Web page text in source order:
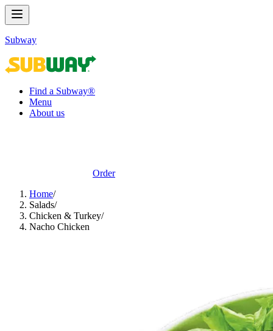
Subway
Find a Subway®
Menu
About us
Order
Home/
Salads​​​​‌ ‍ ​‍​‍‌‍ ‌ ​‍‌‍‍‌‌‍‌ ‌‍‍‌‌‍ ‍​‍​‍​ ‍‍​‍​‍‌ ​ ‌‍​‌‌‍ ‍‌‍‍‌‌ ‌​‌ ‍‌​‍ ‍‌‍‍‌‌‍ ​‍​‍​‍ ​​‍​‍‌‍‍​‌ ​‍‌‍‌‌‌‍‌‍​‍​‍​ ‍‍​‍​‍‌‍‍​‌ ‌​‌ ‌​‌ ​​‌ ​ ​ ‍‍​‍ ​‍ ‌‍ ‍‌‍ ‌ ​‍‌‍‌​‌‍‍‌‌‍​ ​‍ ‌‌‍​‍‌‍‍‌‌ ‌​‌‍‌‌‌ ​ ​‍ ‌‌‍‌ ‌ ​‍‌‍ ‌ ‌‌‌ ​​​‍ ‌‌ ​ ‌ ‌​‌ ‌‌‌‍‌​‌‍‍‌‌‍ ​‍ ‍‌ ‌‍‌‍‌‌‌ ​‍‌‍​ ‌‍‌‌‌‍ ​​‍ ‍‌‍​‌‌ ​​‌ ​​​‍ ‌‍‍‌‌‍ ‍‌ ‌​‌‍‌‌‌‍ ‍‌ ‌​​‍ ‌‍‌‌‌‍‌​‌‍‍‌‌ ‌​​‍ ‌‍ ‌‌‍ ‌‍‌​‌‍‌‌​ ‌‌ ​​‌ ​‍‌‍‌‌‌ ​ ‌‍‌‌‌‍ ‍‌ ‌​‌‍​‌‌ ‌​‌‍‍‌‌‍ ‌‍ ‍​ ‍ ‌‍‍‌‌‍‌​​ ‌​ ‍‌​ ‍​‌‍​‌​ ‍‌​ ​‍​ ‌ ​ ‌​​ ‍‌​‍ ‌​ ‌ ​ ‍‌​ ​ ​ ‍‌​‍ ‌​ ‌​​ ​​​ ​ ​ ‍‌​‍ ‌‌‍​‌‌‍‌‍​ ‍​‌‍‌​​‍ ‌‌‍​‍‌‍‌‌​ ​ ​ ‌‍​ ‌ ​ ‌ ‌‍​ ‌‍‌‌​ ‌​​ ‌‌‌‍‌‍‌‍​‍​ ‍ ‌ ‌​‌ ‍‌‌ ​​‌‍‌‌​ ‌‌‍​ ‌‍​‌‌ ‌​‌‍‌‌‌‍‌ ‌‍ ‌ ​‍‌ ‍‌​ ‍ ‌ ​​‌‍​‌‌ ‌​‌‍‍​​ ‌‌‍ ‍‌‍​‌‌‍ ‌‌‍‌‌​‍‌‌​ ‌‌‌​​‍‌‌ ‌‍‍ ‌‍‌‌‌ ‍‌​‍‌‌​ ​ ‌​‌​​‍‌‌​ ​ ‌​‌​​‍‌‌​ ​‍​ ​‍‌‍‌‌‌‍ ‍​‍‌‌​ ​‍​ ​‍​‍‌‌​ ‌‌‌​‌​​‍ ‍‌ ‌‍‌‍​‌‌‍ ​‌ ‌‌‌‍‌‌​ ‌‍​‍‌‍​‌‌ ​ ‌‍‌‌‌‌‌‌‌ ​‍‌‍ ​​ ‌‌‍‍​‌ ‌​‌ ‌​‌ ​​‌ ​ ​‍‌‌​ ​ ‌​​‌​‍‌‌​ ​‍‌​‌‍​‍‌‌​ ​‍‌​‌‍‌‍ ‍‌‍ ‌ ​‍‌‍‌​‌‍‍‌‌‍​ ​‍ ‌‌‍​‍‌‍‍‌‌ ‌​‌‍‌‌‌ ​ ​‍ ‌‌‍‌ ‌ ​‍‌‍ ‌ ‌‌‌ ​​​‍ ‌‌ ​ ‌ ‌​‌ ‌‌‌‍‌​‌‍‍‌‌‍ ​‍ ‍‌ ‌‍‌‍‌‌‌ ​‍‌‍​ ‌‍‌‌‌‍ ​​‍ ‍‌‍​‌‌ ​​‌ ​​​‍‌‍‌‍‍‌‌‍‌​​ ‌​ ‍‌​ ‍​‌‍​‌​ ‍‌​ ​‍​ ‌ ​ ‌​​ ‍‌​‍ ‌​ ‌ ​ ‍‌​ ​ ​ ‍‌​‍ ‌​ ‌​​ ​​​ ​ ​ ‍‌​‍ ‌‌‍​‌‌‍‌‍​ ‍​‌‍‌​​‍ ‌‌‍​‍‌‍‌‌​ ​ ​ ‌‍​ ‌ ​ ‌ ‌‍​ ‌‍‌‌​ ‌​​ ‌‌‌‍‌‍‌‍​‍​‍‌‍‌ ‌​‌ ‍‌‌ ​​‌‍‌‌​ ‌‌‍​ ‌‍​‌‌ ‌​‌‍‌‌‌‍‌ ‌‍ ‌ ​‍‌ ‍‌​‍‌‍‌ ​​‌‍​‌‌ ‌​‌‍‍​​ ‌‌‍ ‍‌‍​‌‌‍ ‌‌‍‌‌​‍‌‌​ ‌‌‌​​‍‌‌ ‌‍‍ ‌‍‌‌‌ ‍‌​‍‌‌​ ​ ‌​‌​​‍‌‌​ ​ ‌​‌​​‍‌‌​ ​‍​ ​‍‌‍‌‌‌‍ ‍​‍‌‌​ ​‍​ ​‍​‍‌‌​ ‌‌‌​‌​​‍ ‍‌ ‌‍‌‍​‌‌‍ ​‌ ‌‌‌‍‌‌​‍‌‍‌ ​​‌‍‌‌‌ ​‍‌ ​ ‌ ​​‌‍‌‌‌‍​ ‌ ‌​‌‍‍‌‌ ‌‍‌‍‌‌​ ‌‌ ​​‌ ‌‌‌‍​‍‌‍ ​‌‍‍‌‌ ​ ‌‍‍​‌‍‌‌‌‍‌​​‍​‍‌ ‌/
Chicken & Turkey​​​​‌ ‍ ​‍​‍‌‍ ‌ ​‍‌‍‍‌‌‍‌ ‌‍‍‌‌‍ ‍​‍​‍​ ‍‍​‍​‍‌ ​ ‌‍​‌‌‍ ‍‌‍‍‌‌ ‌​‌ ‍‌​‍ ‍‌‍‍‌‌‍ ​‍​‍​‍ ​​‍​‍‌‍‍​‌ ​‍‌‍‌‌‌‍‌‍​‍​‍​ ‍‍​‍​‍‌‍‍​‌ ‌​‌ ‌​‌ ​​‌ ​ ​ ‍‍​‍ ​‍ ‌‍ ‍‌‍ ‌ ​‍‌‍‌​‌‍‍‌‌‍​ ​‍ ‌‌‍​‍‌‍‍‌‌ ‌​‌‍‌‌‌ ​ ​‍ ‌‌‍‌ ‌ ​‍‌‍ ‌ ‌‌‌ ​​​‍ ‌‌ ​ ‌ ‌​‌ ‌‌‌‍‌​‌‍‍‌‌‍ ​‍ ‍‌ ‌‍‌‍‌‌‌ ​‍‌‍​ ‌‍‌‌‌‍ ​​‍ ‍‌‍​‌‌ ​​‌ ​​​‍ ‌‍‍‌‌‍ ‍‌ ‌​‌‍‌‌‌‍ ‍‌ ‌​​‍ ‌‍‌‌‌‍‌​‌‍‍‌‌ ‌​​‍ ‌‍ ‌‌‍ ‌‍‌​‌‍‌‌​ ‌‌ ​​‌ ​‍‌‍‌‌‌ ​ ‌‍‌‌‌‍ ‍‌ ‌​‌‍​‌‌ ‌​‌‍‍‌‌‍ ‌‍ ‍​ ‍ ‌‍‍‌‌‍‌​​ ‌​ ​ ​ ‍‌​ ‌‌‌‍​‍‌‍‌​​ ‌‌‌‍​‍‌‍‌‍​‍ ‌​ ​​​ ‌‌​ ​​​ ‌‌​‍ ‌​ ‌​‌‍​‍​ ‌​​ ‌​​‍ ‌‌‍​‍​ ‌‍‌‍​ ​ ‍‌​‍ ‌​ ‌ ‌‍‌‌‌‍​ ​ ‍‌​ ‌‍‌‍‌‍‌‍​‍​ ​​‌‍‌​‌‍‌‍​ ‌​‌‍​‍​ ‍ ‌ ‌​‌ ‍‌‌ ​​‌‍‌‌​ ‌‌ ​ ‌ ‌‌‌‍​‍‌‍​ ‌‍​‌‌ ‌​‌‍‌‌‌‍‌ ‌‍ ‌ ​‍‌ ‍‌​ ‍ ‌ ​​‌‍​‌‌ ‌​‌‍‍​​ ‌‌‍ ‍‌‍​‌‌‍ ‌‌‍‌‌​‍‌‌​ ‌‌‌​​‍‌‌ ‌‍‍ ‌‍‌‌‌ ‍‌​‍‌‌​ ​ ‌​‌​​‍‌‌​ ​ ‌​‌​​‍‌‌​ ​‍​ ​‍‌‍‌‌‌‍ ‍​‍‌‌​ ​‍​ ​‍​‍‌‌​ ‌‌‌​‌​​‍ ‍‌ ‌‍‌‍​‌‌‍ ​‌ ‌‌‌‍‌‌​ ‌‍​‍‌‍​‌‌ ​ ‌‍‌‌‌‌‌‌‌ ​‍‌‍ ​​ ‌‌‍‍​‌ ‌​‌ ‌​‌ ​​‌ ​ ​‍‌‌​ ​ ‌​​‌​‍‌‌​ ​‍‌​‌‍​‍‌‌​ ​‍‌​‌‍‌‍ ‍‌‍ ‌ ​‍‌‍‌​‌‍‍‌‌‍​ ​‍ ‌‌‍​‍‌‍‍‌‌ ‌​‌‍‌‌‌ ​ ​‍ ‌‌‍‌ ‌ ​‍‌‍ ‌ ‌‌‌ ​​​‍ ‌‌ ​ ‌ ‌​‌ ‌‌‌‍‌​‌‍‍‌‌‍ ​‍ ‍‌ ‌‍‌‍‌‌‌ ​‍‌‍​ ‌‍‌‌‌‍ ​​‍ ‍‌‍​‌‌ ​​‌ ​​​‍‌‍‌‍‍‌‌‍‌​​ ‌​ ​ ​ ‍‌​ ‌‌‌‍​‍‌‍‌​​ ‌‌‌‍​‍‌‍‌‍​‍ ‌​ ​​​ ‌‌​ ​​​ ‌‌​‍ ‌​ ‌​‌‍​‍​ ‌​​ ‌​​‍ ‌‌‍​‍​ ‌‍‌‍​ ​ ‍‌​‍ ‌​ ‌ ‌‍‌‌‌‍​ ​ ‍‌​ ‌‍‌‍‌‍‌‍​‍​ ​​‌‍‌​‌‍‌‍​ ‌​‌‍​‍​‍‌‍‌ ‌​‌ ‍‌‌ ​​‌‍‌‌​ ‌‌ ​ ‌ ‌‌‌‍​‍‌‍​ ‌‍​‌‌ ‌​‌‍‌‌‌‍‌ ‌‍ ‌ ​‍‌ ‍‌​‍‌‍‌ ​​‌‍​‌‌ ‌​‌‍‍​​ ‌‌‍ ‍‌‍​‌‌‍ ‌‌‍‌‌​‍‌‌​ ‌‌‌​​‍‌‌ ‌‍‍ ‌‍‌‌‌ ‍‌​‍‌‌​ ​ ‌​‌​​‍‌‌​ ​ ‌​‌​​‍‌‌​ ​‍​ ​‍‌‍‌‌‌‍ ‍​‍‌‌​ ​‍​ ​‍​‍‌‌​ ‌‌‌​‌​​‍ ‍‌ ‌‍‌‍​‌‌‍ ​‌ ‌‌‌‍‌‌​‍‌‍‌ ​​‌‍‌‌‌ ​‍‌ ​ ‌ ​​‌‍‌‌‌‍​ ‌ ‌​‌‍‍‌‌ ‌‍‌‍‌‌​ ‌‌ ​​‌ ‌‌‌‍​‍‌‍ ​‌‍‍‌‌ ​ ‌‍‍​‌‍‌‌‌‍‌​​‍​‍‌ ‌/
Nacho Chicken​​​​‌ ‍ ​‍​‍‌‍ ‌ ​‍‌‍‍‌‌‍‌ ‌‍‍‌‌‍ ‍​‍​‍​ ‍‍​‍​‍‌ ​ ‌‍​‌‌‍ ‍‌‍‍‌‌ ‌​‌ ‍‌​‍ ‍‌‍‍‌‌‍ ​‍​‍​‍ ​​‍​‍‌‍‍​‌ ​‍‌‍‌‌‌‍‌‍​‍​‍​ ‍‍​‍​‍‌‍‍​‌ ‌​‌ ‌​‌ ​​‌ ​ ​ ‍‍​‍ ​‍ ‌‍ ‍‌‍ ‌ ​‍‌‍‌​‌‍‍‌‌‍​ ​‍ ‌‌‍​‍‌‍‍‌‌ ‌​‌‍‌‌‌ ​ ​‍ ‌‌‍‌ ‌ ​‍‌‍ ‌ ‌‌‌ ​​​‍ ‌‌ ​ ‌ ‌​‌ ‌‌‌‍‌​‌‍‍‌‌‍ ​‍ ‍‌ ‌‍‌‍‌‌‌ ​‍‌‍​ ‌‍‌‌‌‍ ​​‍ ‍‌‍​‌‌ ​​‌ ​​​‍ ‌‍‍‌‌‍ ‍‌ ‌​‌‍‌‌‌‍ ‍‌ ‌​​‍ ‌‍‌‌‌‍‌​‌‍‍‌‌ ‌​​‍ ‌‍ ‌‌‍ ‌‍‌​‌‍‌‌​ ‌‌ ​​‌ ​‍‌‍‌‌‌ ​ ‌‍‌‌‌‍ ‍‌ ‌​‌‍​‌‌ ‌​‌‍‍‌‌‍ ‌‍ ‍​ ‍ ‌‍‍‌‌‍‌​​ ‌‌‍‌​​ ​‍​ ​‍‌‍​‌​ ‌ ​ ​‌​ ‌‌​ ‌‍​‍ ‌‌‍‌‌​ ‍‌‌‍‌‍​ ​​​‍ ‌​ ‌​​ ‌​​ ​‍​ ​​​‍ ‌​ ‍‌‌‍​ ‌‍‌‌‌‍‌​​‍ ‌‌‍‌‌‌‍‌‍​ ‌ ​ ​ ​ ‌ ​ ‌ ‌‍‌​‌‍‌‍‌‍​‌​ ​‍​ ‌ ​ ‌​​ ‍ ‌ ‌​‌ ‍‌‌ ​​‌‍‌‌​ ‌‌ ​​‌ ​‍‌‍ ‌‍‌​‌ ‌‌‌‍​ ‌ ‌​​ ‍ ‌ ​​‌‍​‌‌ ‌​‌‍‍​​ ‌‌‍ ‍‌‍​‌‌‍ ‌‌‍‌‌​‍‌‌​ ‌‌‌​​‍‌‌ ‌‍‍ ‌‍‌‌‌ ‍‌​‍‌‌​ ​ ‌​‌​​‍‌‌​ ​ ‌​‌​​‍‌‌​ ​‍​ ​‍‌‍‌‌‌‍ ‍​‍‌‌​ ​‍​ ​‍​‍‌‌​ ‌‌‌​‌​​‍ ‍‌ ‌‍‌‍​‌‌‍ ​‌ ‌‌‌‍‌‌​ ‌‍​‍‌‍​‌‌ ​ ‌‍‌‌‌‌‌‌‌ ​‍‌‍ ​​ ‌‌‍‍​‌ ‌​‌ ‌​‌ ​​‌ ​ ​‍‌‌​ ​ ‌​​‌​‍‌‌​ ​‍‌​‌‍​‍‌‌​ ​‍‌​‌‍‌‍ ‍‌‍ ‌ ​‍‌‍‌​‌‍‍‌‌‍​ ​‍ ‌‌‍​‍‌‍‍‌‌ ‌​‌‍‌‌‌ ​ ​‍ ‌‌‍‌ ‌ ​‍‌‍ ‌ ‌‌‌ ​​​‍ ‌‌ ​ ‌ ‌​‌ ‌‌‌‍‌​‌‍‍‌‌‍ ​‍ ‍‌ ‌‍‌‍‌‌‌ ​‍‌‍​ ‌‍‌‌‌‍ ​​‍ ‍‌‍​‌‌ ​​‌ ​​​‍‌‍‌‍‍‌‌‍‌​​ ‌‌‍‌​​ ​‍​ ​‍‌‍​‌​ ‌ ​ ​‌​ ‌‌​ ‌‍​‍ ‌‌‍‌‌​ ‍‌‌‍‌‍​ ​​​‍ ‌​ ‌​​ ‌​​ ​‍​ ​​​‍ ‌​ ‍‌‌‍​ ‌‍‌‌‌‍‌​​‍ ‌‌‍‌‌‌‍‌‍​ ‌ ​ ​ ​ ‌ ​ ‌ ‌‍‌​‌‍‌‍‌‍​‌​ ​‍​ ‌ ​ ‌​​‍‌‍‌ ‌​‌ ‍‌‌ ​​‌‍‌‌​ ‌‌ ​​‌ ​‍‌‍ ‌‍‌​‌ ‌‌‌‍​ ‌ ‌​​‍‌‍‌ ​​‌‍​‌‌ ‌​‌‍‍​​ ‌‌‍ ‍‌‍​‌‌‍ ‌‌‍‌‌​‍‌‌​ ‌‌‌​​‍‌‌ ‌‍‍ ‌‍‌‌‌ ‍‌​‍‌‌​ ​ ‌​‌​​‍‌‌​ ​ ‌​‌​​‍‌‌​ ​‍​ ​‍‌‍‌‌‌‍ ‍​‍‌‌​ ​‍​ ​‍​‍‌‌​ ‌‌‌​‌​​‍ ‍‌ ‌‍‌‍​‌‌‍ ​‌ ‌‌‌‍‌‌​‍‌‍‌ ​​‌‍‌‌‌ ​‍‌ ​ ‌ ​​‌‍‌‌‌‍​ ‌ ‌​‌‍‍‌‌ ‌‍‌‍‌‌​ ‌‌ ​​‌ ‌‌‌‍​‍‌‍ ​‌‍‍‌‌ ​ ‌‍‍​‌‍‌‌‌‍‌​​‍​‍‌ ‌